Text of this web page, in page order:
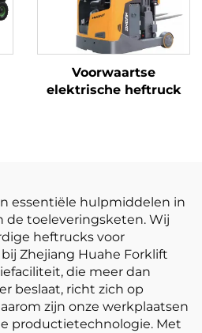
Voorwaartse
elektrische heftruck
essentiële hulpmiddelen in
de toeleveringsketen. Wij
heftrucks voor
Zhejiang Huahe Forklift
die meer dan
beslaat, richt zich op
zijn onze werkplaatsen
productietechnologie. Met